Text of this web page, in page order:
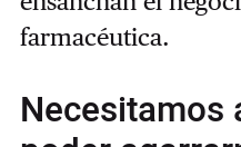
farmacéutica.
Necesitamos